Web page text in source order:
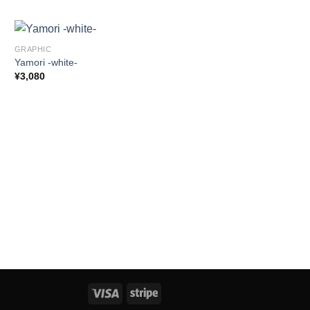
GRAPHIC
Yamori -white-
¥3,080